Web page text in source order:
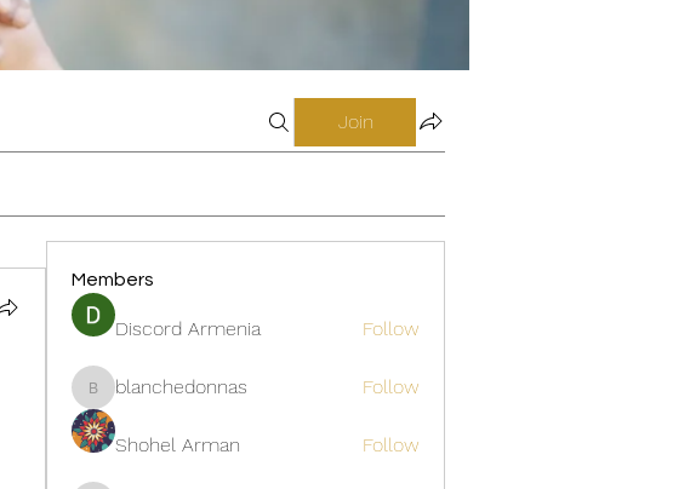
Join
Members
Discord Armenia Follow
blanchedonnas
blanchedonnas Follow
Shohel Arman Follow